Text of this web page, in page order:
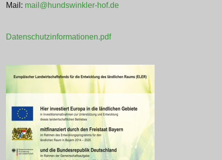
Mail: mail@hundswinkler-hof.de
Datenschutzinformationen.pdf